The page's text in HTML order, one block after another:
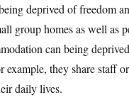
deprived of freedom
group homes as well as
can being
example, they share staff
daily lives.